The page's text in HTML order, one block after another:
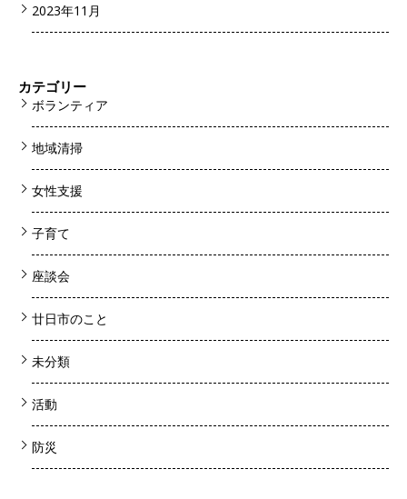
2023年11月
カテゴリー
ボランティア
地域清掃
女性支援
子育て
座談会
廿日市のこと
未分類
活動
防災